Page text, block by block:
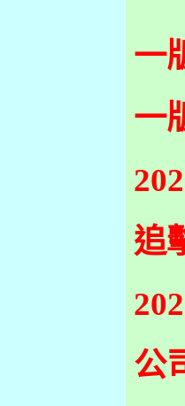
一
一
追
公